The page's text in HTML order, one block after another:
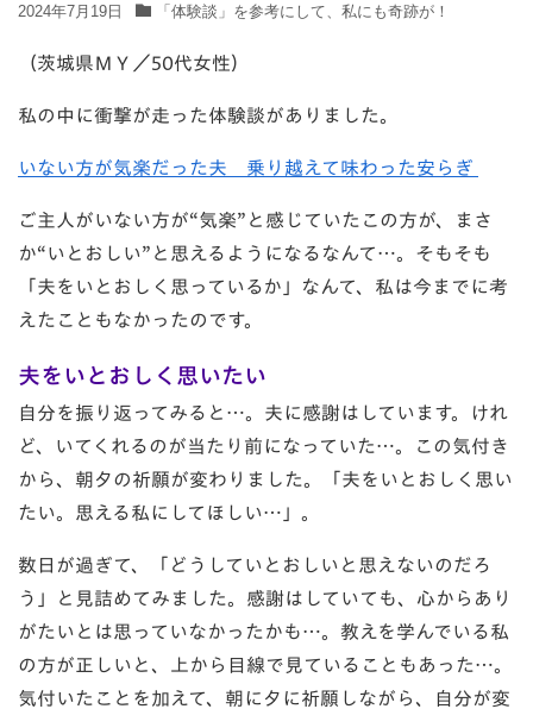
2024年7月19日 「体験談」を参考にして、私にも奇跡が！
（茨城県ＭＹ／50代女性）
私の中に衝撃が走った体験談がありました。
いない方が気楽だった夫 乗り越えて味わった安らぎ
ご主人がいない方が“気楽”と感じていたこの方が、まさ
か“いとおしい”と思えるようになるなんて…。そもそも
「夫をいとおしく思っているか」なんて、私は今までに考
えたこともなかったのです。
夫をいとおしく思いたい
自分を振り返ってみると…。夫に感謝はしています。けれ
ど、いてくれるのが当たり前になっていた…。この気付き
から、朝夕の祈願が変わりました。「夫をいとおしく思い
たい。思える私にしてほしい…」。
数日が過ぎて、「どうしていとおしいと思えないのだろ
う」と見詰めてみました。感謝はしていても、心からあり
がたいとは思っていなかったかも…。教えを学んでいる私
の方が正しいと、上から目線で見ていることもあった…。
気付いたことを加えて、朝に夕に祈願しながら、自分が変